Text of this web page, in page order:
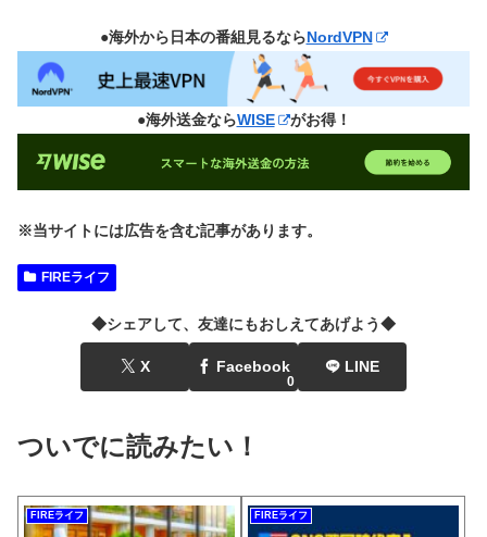
●海外から日本の番組見るならNordVPN
●海外送金ならWISE がお得！
※当サイトには広告を含む記事があります。
FIREライフ
◆シェアして、友達にもおしえてあげよう◆
X Facebook
0
LINE
ついでに読みたい！
FIREライフ FIREライフ